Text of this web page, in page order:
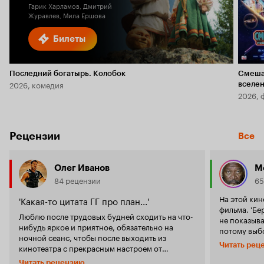
Билеты
Гарик Харламов, Дмитрий
Журавлев, Мила Ершова
Последний богатырь. Колобок
2026, комедия
2026,
Рецензии Все
Олег Иванов
84 рецензии
'Какая-то цитата ГГ про план...'
Люблю после трудовых будней сходить на что-
нибудь яркое и приятное, обязательно на
ночной сеанс, чтобы после выходить из
кинотеатра с прекрасным настроем от
просмотра, а так же от того, что выходные
На этой
фильма.
не
потому
Стеф -
Читать